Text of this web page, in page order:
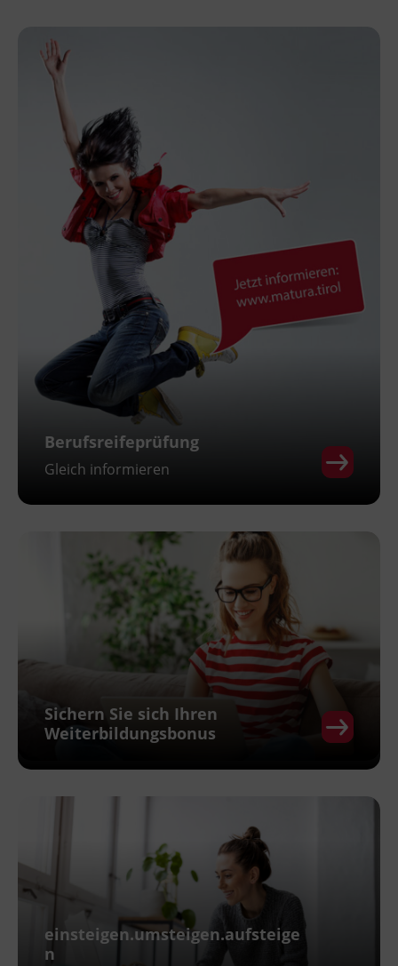
Berufsreifeprüfung
Gleich informieren
Sichern Sie sich Ihren
Weiterbildungsbonus
einsteigen.umsteigen.aufsteige
n